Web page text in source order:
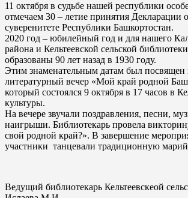
11 октября в судьбе нашей республики
отмечаем 30 – летие принятия Декларации
суверенитете Республики Башкортостан.
2020 год – юбилейный год и для нашего
района и Кельтеевской сельской
образованы 90 лет назад в 1930 году.
Этим знаменательным датам был посвящен
литературный вечер «Мой край родной
который состоялся 9 октября в 17 часов в
культуры.
На вечере звучали поздравления, песни,
наигрыши. Библиотекарь провела
свой родной край?». В завершение
участники танцевали традиционную
Ведущий библиотекарь Кельтеевскеой